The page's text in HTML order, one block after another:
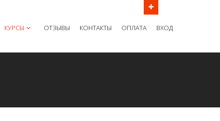
КУРСЫ ОТЗЫВЫ КОНТАКТЫ ОПЛАТА ВХОД